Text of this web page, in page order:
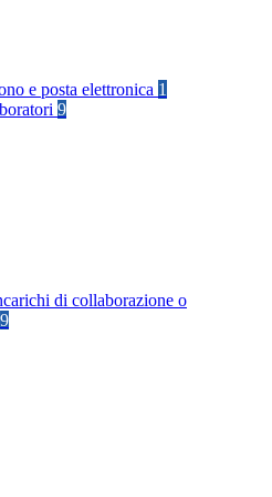
e posta elettronica 1
9
di collaborazione o
9